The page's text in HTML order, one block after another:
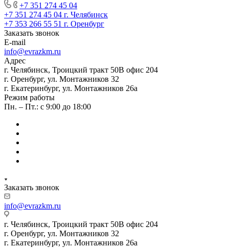
+7 351 274 45 04
+7 351 274 45 04 г. Челябинск
+7 353 266 55 51 г. Оренбург
Заказать звонок
E-mail
info@evrazkm.ru
Адрес
г. Челябинск, Троицкий тракт 50В офис 204
г. Оренбург, ул. Монтажников 32
г. Екатеринбург, ул. Монтажников 26а
Режим работы
Пн. – Пт.: с 9:00 до 18:00
Заказать звонок
info@evrazkm.ru
г. Челябинск, Троицкий тракт 50В офис 204
г. Оренбург, ул. Монтажников 32
г. Екатеринбург, ул. Монтажников 26а